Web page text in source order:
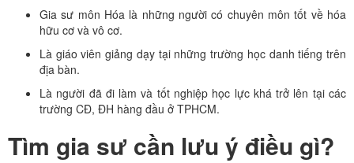
Gia sư môn Hóa là những người có chuyên môn tốt về hóa
hữu cơ và vô cơ.
Là giáo viên giảng dạy tại những trường học danh tiếng trên
địa bàn.
Là người đã đi làm và tốt nghiệp học lực khá trở lên tại các
trường CĐ, ĐH hàng đầu ở TPHCM.
Tìm gia sư cần lưu ý điều gì?